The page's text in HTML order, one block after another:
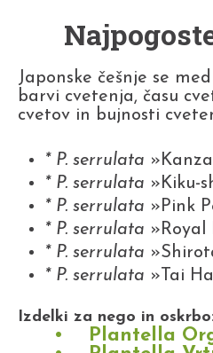
Japonske češnje se
barvi cvetenja, času
cvetov in bujnosti
* P. serrulata
* P. serrulata »Kiku-
* P. serrulata »Pink
* P. serrulata »Royal
* P. serrulata
* P. serrulata »Tai
Izdelki za nego in
Plantella